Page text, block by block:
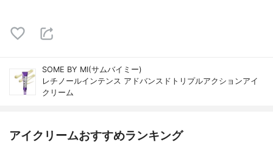
SOME BY MI(サムバイミー)
レチノールインテンス アドバンスドトリプルアクションアイ
クリーム
アイクリームおすすめランキング